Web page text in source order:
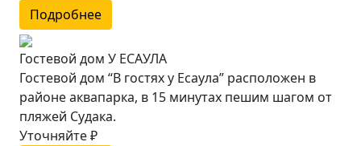
Подробнее
Гостевой дом У ЕСАУЛА
Гостевой дом “В гостях у Есаула” расположен в
районе аквапарка, в 15 минутах пешим шагом от
пляжей Судака.
Уточняйте ₽